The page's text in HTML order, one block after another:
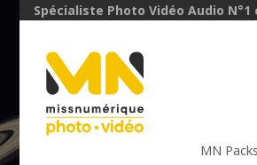
Spécialiste Photo Vidéo Audio N°1
MN Packs